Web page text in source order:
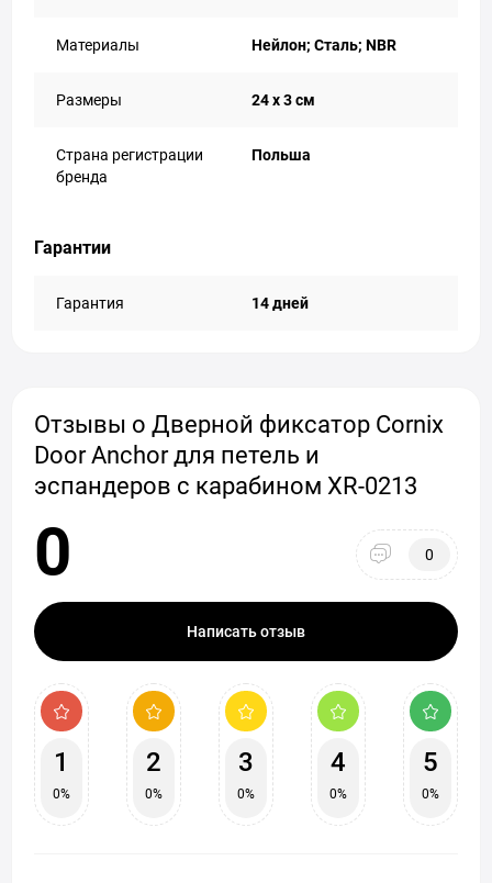
Материалы Нейлон; Сталь; NBR
Размеры 24 x 3 см
Страна регистрации
бренда
Польша
Гарантии
Гарантия 14 дней
Отзывы о Дверной фиксатор Cornix
Door Anchor для петель и
эспандеров с карабином XR-0213
0 0
Написать отзыв
1
0%
2
0%
3
0%
4
0%
5
0%